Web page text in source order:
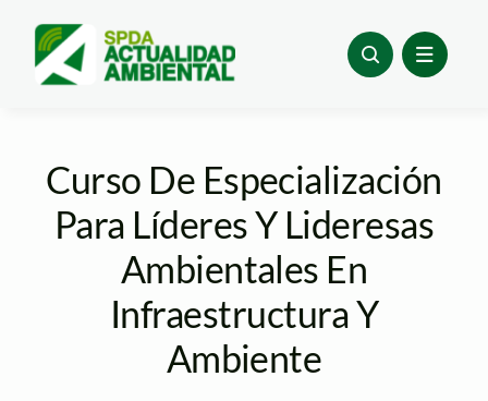
content
Curso De Especialización
Para Líderes Y Lideresas
Ambientales En
Infraestructura Y
Ambiente